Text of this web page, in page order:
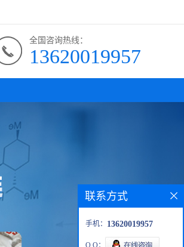
全国咨询热线：
13620019957
联系方式
手机： 13620019957
Q Q：